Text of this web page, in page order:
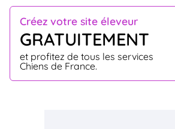
Créez votre site éleveur
GRATUITEMENT
et profitez de tous les services
Chiens de France.